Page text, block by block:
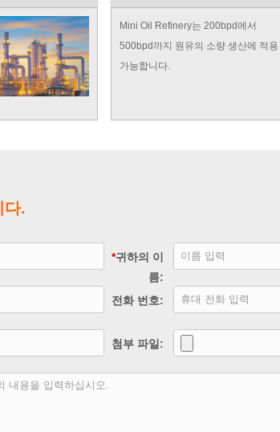
Mini Oil Refinery는 200bpd에서
500bpd까지 원유의 소량 생산에 적용
가능합니다.
다.
*귀하의 이
름:
전화 번호:
첨부 파일: